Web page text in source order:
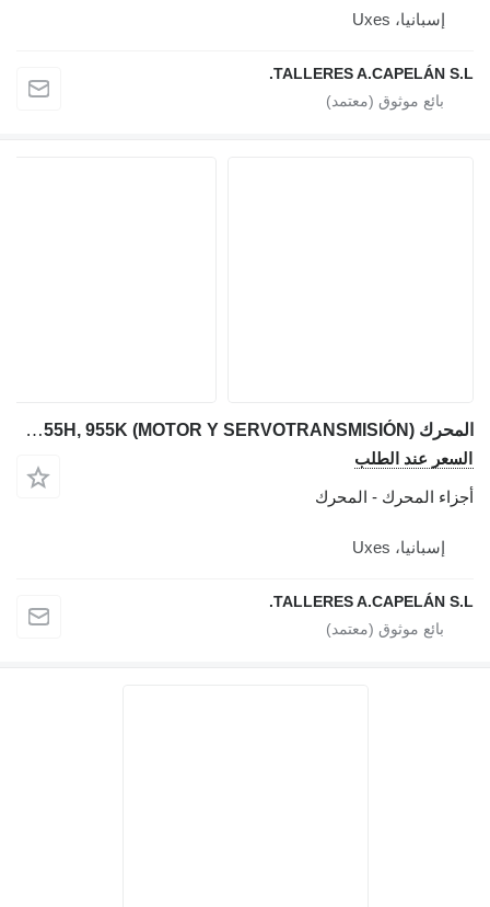
إسبانيا، Uxes
TALLERES A.CAPELÁN S.L.
المحرك Caterpillar 955H, 955K (MOTOR Y SERVOTRANSMISIÓN) لـ بلدوزر Caterpillar 955H, 955K
السعر عند الطلب
أجزاء المحرك - المحرك
إسبانيا، Uxes
TALLERES A.CAPELÁN S.L.